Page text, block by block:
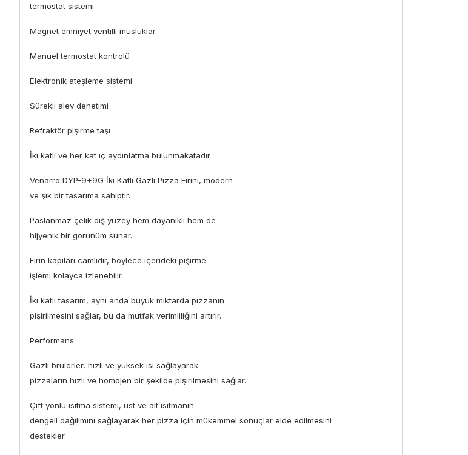
termostat sistemi
Magnet emniyet ventilli musluklar
Manuel termostat kontrolü
Elektronik ateşleme sistemi
Sürekli alev denetimi
Refraktör pişirme taşı
İki katlı ve her kat iç aydınlatma bulunmakatadır
Venarro DYP-9+9G İki Katlı Gazlı Pizza Fırını, modern
ve şık bir tasarıma sahiptir.
Paslanmaz çelik dış yüzey hem dayanıklı hem de
hijyenik bir görünüm sunar.
Fırın kapıları camlıdır, böylece içerideki pişirme
işlemi kolayca izlenebilir.
İki katlı tasarım, aynı anda büyük miktarda pizzanın
pişirilmesini sağlar, bu da mutfak verimliliğini artırır.
Performans:
Gazlı brülörler, hızlı ve yüksek ısı sağlayarak
pizzaların hızlı ve homojen bir şekilde pişirilmesini sağlar.
Çift yönlü ısıtma sistemi, üst ve alt ısıtmanın
dengeli dağılımını sağlayarak her pizza için mükemmel sonuçlar elde edilmesini
destekler.